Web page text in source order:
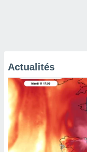
Actualités